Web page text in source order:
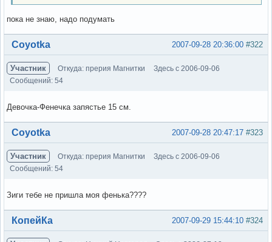
пока не знаю, надо подумать
Вне форума #322
2007-09-28 20:36:00
Coyotka
Участник Откуда: прерия Магнитки
Здесь с 2006-09-06
Сообщений: 54
Девочка-Фенечка запястье 15 см.
Вне форума #323
2007-09-28 20:47:17
Coyotka
Участник Откуда: прерия Магнитки
Здесь с 2006-09-06
Сообщений: 54
Зиги тебе не пришла моя фенька????
Вне форума #324
2007-09-29 15:44:10
КопейКа